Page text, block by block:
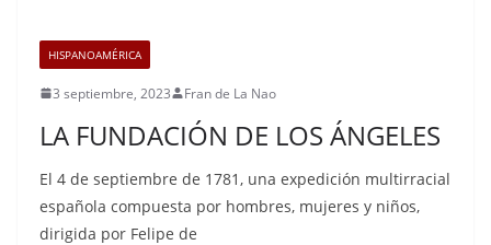
HISPANOAMÉRICA
3 septiembre, 2023 Fran de La Nao
LA FUNDACIÓN DE LOS ÁNGELES
El 4 de septiembre de 1781, una expedición multirracial
española compuesta por hombres, mujeres y niños,
dirigida por Felipe de